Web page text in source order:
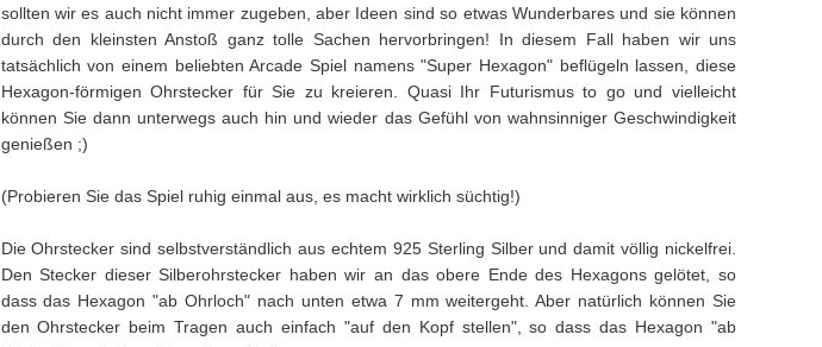
sollten wir es auch nicht immer zugeben, aber Ideen sind so etwas Wunderbares und sie können
durch den kleinsten Anstoß ganz tolle Sachen hervorbringen! In diesem Fall haben wir uns
tatsächlich von einem beliebten Arcade Spiel namens "Super Hexagon" beflügeln lassen, diese
Hexagon-förmigen Ohrstecker für Sie zu kreieren. Quasi Ihr Futurismus to go und vielleicht
können Sie dann unterwegs auch hin und wieder das Gefühl von wahnsinniger Geschwindigkeit
genießen ;)
(Probieren Sie das Spiel ruhig einmal aus, es macht wirklich süchtig!)
Die Ohrstecker sind selbstverständlich aus echtem 925 Sterling Silber und damit völlig nickelfrei.
Den Stecker dieser Silberohrstecker haben wir an das obere Ende des Hexagons gelötet, so
dass das Hexagon "ab Ohrloch" nach unten etwa 7 mm weitergeht. Aber natürlich können Sie
den Ohrstecker beim Tragen auch einfach "auf den Kopf stellen", so dass das Hexagon "ab